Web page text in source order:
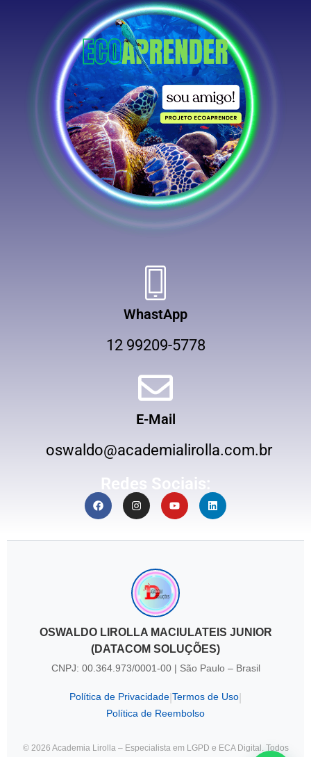
WhastApp
12 99209-5778
E-Mail
oswaldo@academialirolla.com.br
Redes Sociais:
OSWALDO LIROLLA MACIULATEIS JUNIOR
(DATACOM SOLUÇÕES)
CNPJ: 00.364.973/0001-00 | São Paulo – Brasil
Política de Privacidade Termos de Uso
Política de Reembolso
© 2026 Academia Lirolla – Especialista em LGPD e ECA Digital. Todos